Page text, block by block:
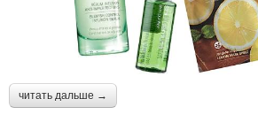
читать дальше →